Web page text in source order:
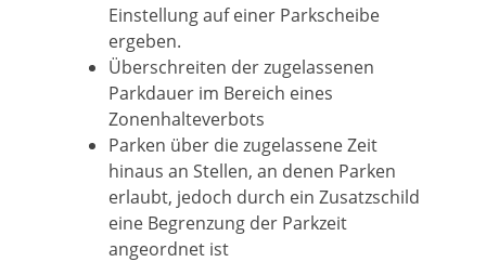
Einstellung auf einer Parkscheibe
ergeben.
Überschreiten der zugelassenen
Parkdauer im Bereich eines
Zonenhalteverbots
Parken über die zugelassene Zeit
hinaus an Stellen, an denen Parken
erlaubt, jedoch durch ein Zusatzschild
eine Begrenzung der Parkzeit
angeordnet ist